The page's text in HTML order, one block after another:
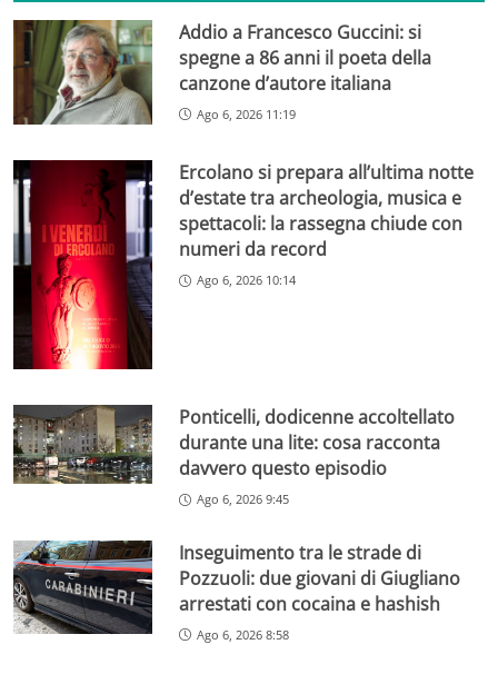
Addio a Francesco Guccini: si
spegne a 86 anni il poeta della
canzone d’autore italiana
Ago 6, 2026 11:19
Ercolano si prepara all’ultima notte
d’estate tra archeologia, musica e
spettacoli: la rassegna chiude con
numeri da record
Ago 6, 2026 10:14
Ponticelli, dodicenne accoltellato
durante una lite: cosa racconta
davvero questo episodio
Ago 6, 2026 9:45
Inseguimento tra le strade di
Pozzuoli: due giovani di Giugliano
arrestati con cocaina e hashish
Ago 6, 2026 8:58